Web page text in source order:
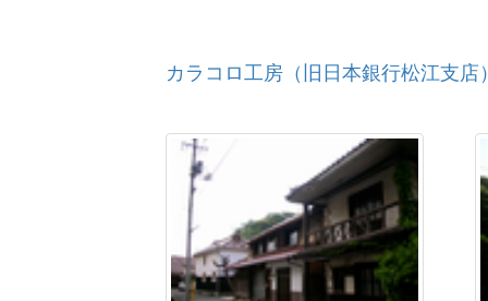
カラコロ工房（旧日本銀行松江支店